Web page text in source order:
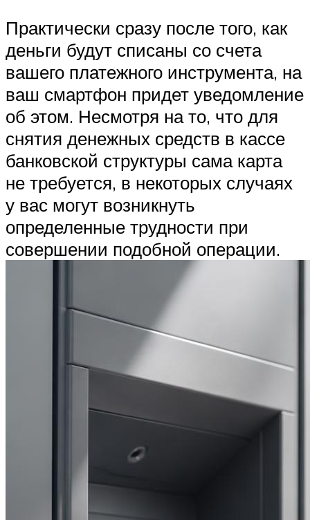
Практически сразу после того, как
деньги будут списаны со счета
вашего платежного инструмента, на
ваш смартфон придет уведомление
об этом. Несмотря на то, что для
снятия денежных средств в кассе
банковской структуры сама карта
не требуется, в некоторых случаях
у вас могут возникнуть
определенные трудности при
совершении подобной операции.